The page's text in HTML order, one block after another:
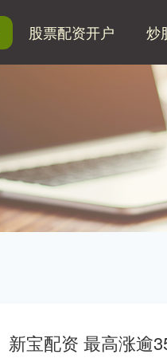
股票配资开户 炒
新宝配资 最高涨逾